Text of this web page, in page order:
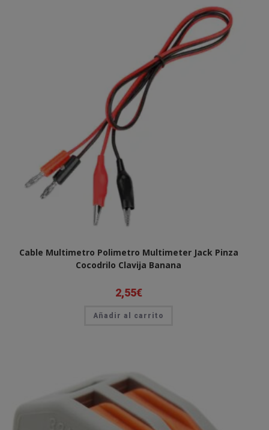
Cable Multimetro Polimetro Multimeter Jack Pinza
Cocodrilo Clavija Banana
2,55€
Añadir al carrito